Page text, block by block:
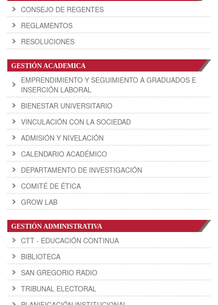
CONSEJO DE REGENTES
REGLAMENTOS
RESOLUCIONES
GESTIÓN ACADEMICA
EMPRENDIMIENTO Y SEGUIMIENTO A GRADUADOS E
INSERCIÓN LABORAL
BIENESTAR UNIVERSITARIO
VINCULACIÓN CON LA SOCIEDAD
ADMISIÓN Y NIVELACIÓN
CALENDARIO ACADÉMICO
DEPARTAMENTO DE INVESTIGACIÓN
COMITÉ DE ÉTICA
GROW LAB
GESTIÓN ADMINISTRATIVA
CTT - EDUCACIÓN CONTINUA
BIBLIOTECA
SAN GREGORIO RADIO
TRIBUNAL ELECTORAL